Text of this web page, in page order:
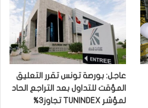
عاجل: بورصة تونس تقرر التعليق
المؤقت للتداول بعد التراجع الحاد
لمؤشر TUNINDEX تجاوز3%